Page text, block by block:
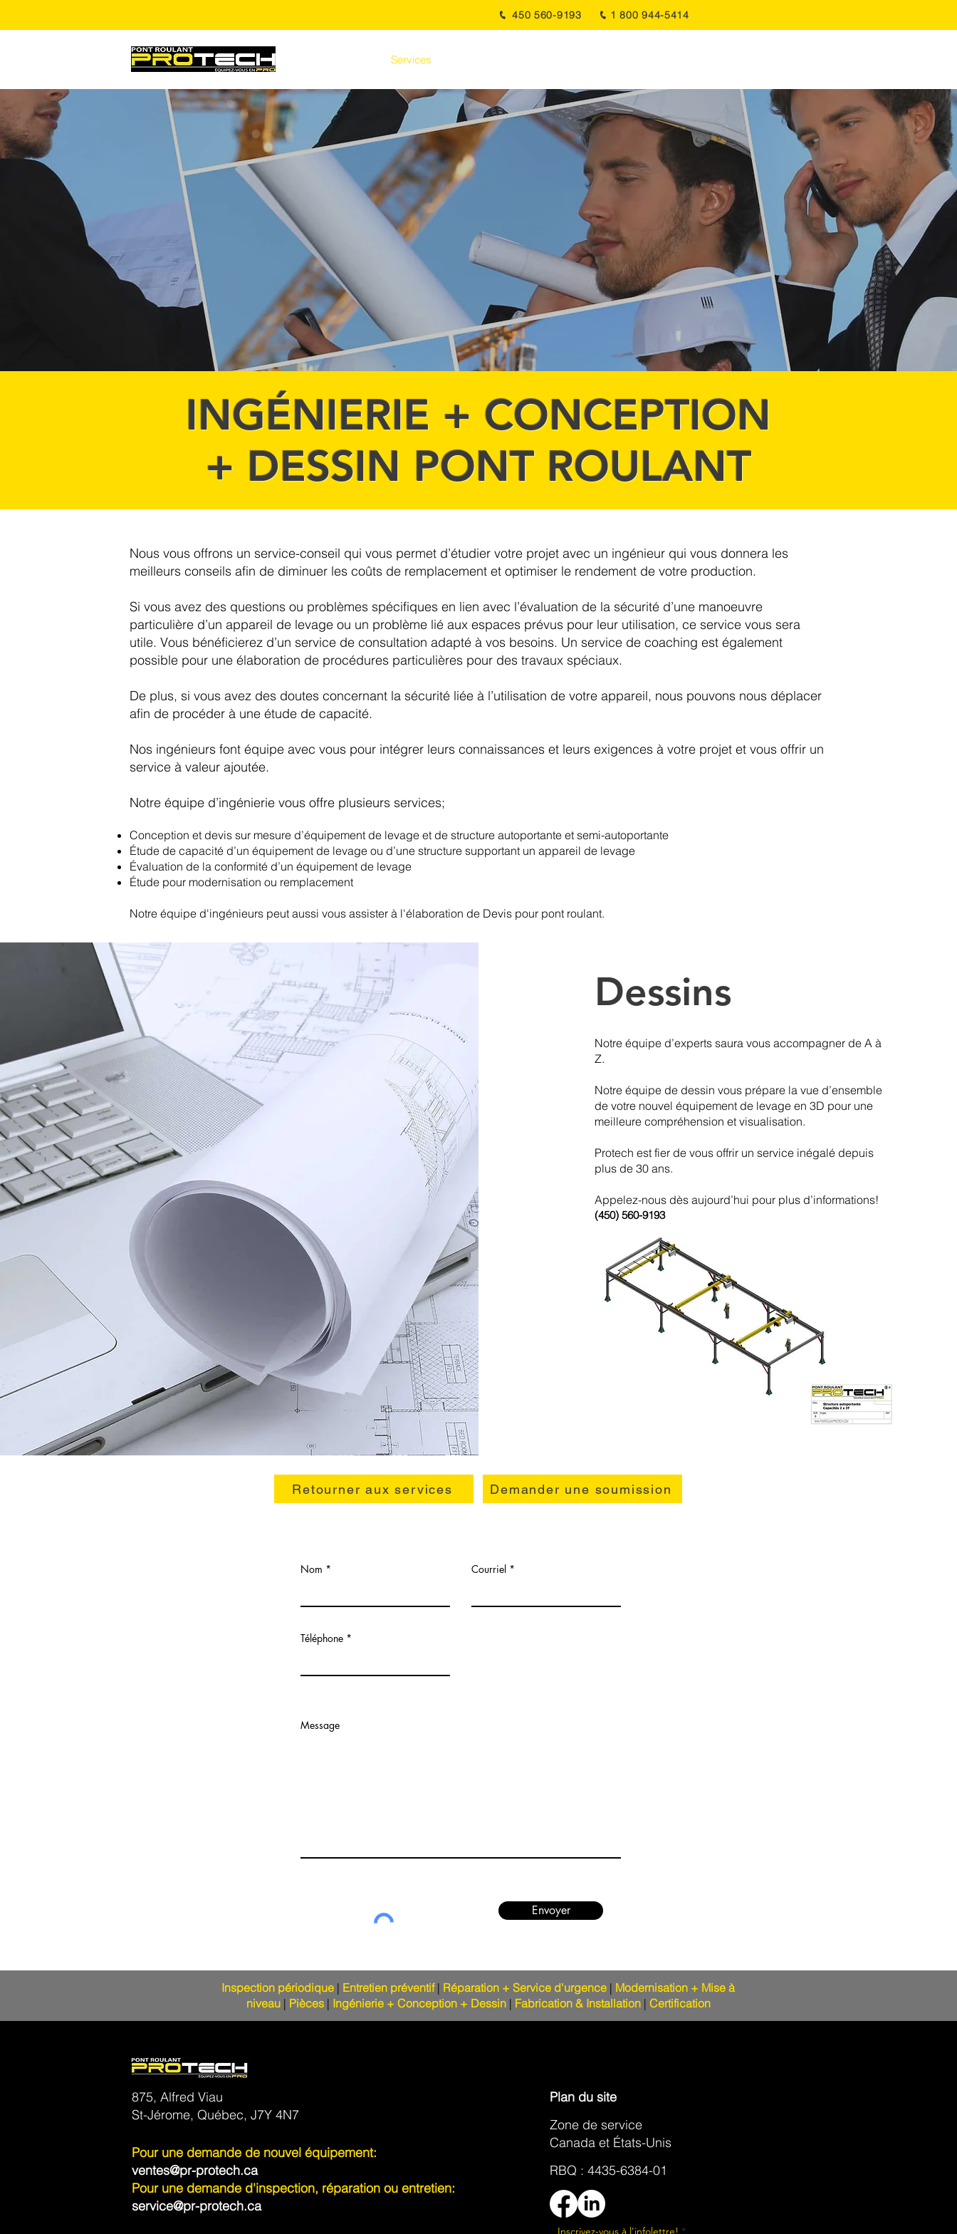
450 560-9193 1 800 944-5414
Services
INGÉNIERIE + CONCEPTION
+ DESSIN PONT ROULANT
Nous vous offrons un service-conseil qui vous permet d’étudier votre projet avec un ingénieur qui vous donnera les
meilleurs conseils afin de diminuer les coûts de remplacement et optimiser le rendement de votre production.
Si vous avez des questions ou problèmes spécifiques en lien avec l’évaluation de la sécurité d’une manoeuvre
particulière d’un appareil de levage ou un problème lié aux espaces prévus pour leur utilisation, ce service vous sera
utile. Vous bénéficierez d’un service de consultation adapté à vos besoins. Un service de coaching est également
possible pour une élaboration de procédures particulières pour des travaux spéciaux.
De plus, si vous avez des doutes concernant la sécurité liée à l’utilisation de votre appareil, nous pouvons nous déplacer
afin de procéder à une étude de capacité.
Nos ingénieurs font équipe avec vous pour intégrer leurs connaissances et leurs exigences à votre projet et vous offrir un
service à valeur ajoutée.
Notre équipe d’ingénierie vous offre plusieurs services;
Conception et devis sur mesure d’équipement de levage et de structure autoportante et semi-autoportante
Étude de capacité d’un équipement de levage ou d’une structure supportant un appareil de levage
Évaluation de la conformité d’un équipement de levage
Étude pour modernisation ou remplacement
Notre équipe d'ingénieurs peut aussi vous assister à l'élaboration de Devis pour pont roulant.
Dessins
Notre équipe d’experts saura vous accompagner de A à
Z.
Notre équipe de dessin vous prépare la vue d’ensemble
de votre nouvel équipement de levage en 3D pour une
meilleure compréhension et visualisation.
Protech est fier de vous offrir un service inégalé depuis
plus de 30 ans.
Appelez-nous dès aujourd’hui pour plus d’informations!
(450) 560-9193
Retourner aux services Demander une soumission
Nom Courriel
Téléphone
Message
Envoyer
Inspection périodique | Entretien préventif| Réparation + Service d'urgence | Modernisation + Mise à
niveau| Pièces| Ingénierie + Conception + Dessin| Fabrication & Installation| Certification
875, Alfred Viau
St-Jérome, Québec, J7Y 4N7
Pour une demande de nouvel équipement:
ventes@pr-protech.ca
Pour une demande d'inspection, réparation ou entretien:
service@pr-protech.ca
Plan du site
Zone de service
Canada et États-Unis
RBQ : 4435-6384-01​​
Inscrivez-vous à l'infolettre!